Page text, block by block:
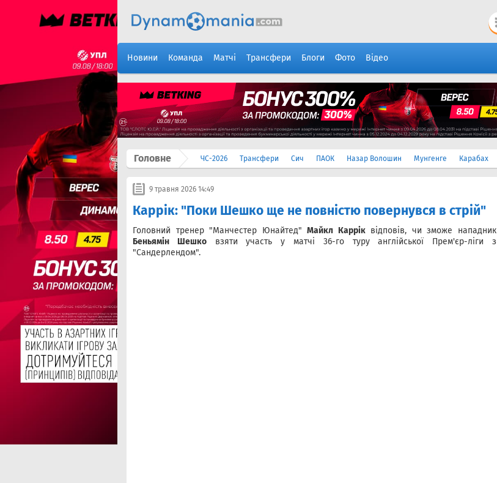
Новини Команда Матчі Трансфери Блоги Фото Відео
Головне ЧС-2026 Трансфери Сич ПАОК Назар Волошин Мунгенге Карабах
9 травня 2026 14:49
Каррік: "Поки Шешко ще не повністю повернувся в стрій"
Головний тренер "Манчестер Юнайтед"Майкл Карріквідповів, чи зможе нападник
Беньямін Шешковзяти участь у матчі 36-го туру англійської Прем'єр-ліги з
"Сандерлендом".